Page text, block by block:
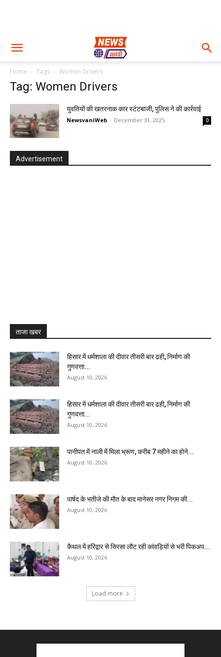
Home Tags Women Drivers
Tag: Women Drivers
युवतियों की खतरनाक कार स्टंटबाजी, पुलिस ने की कार्रवाई
NewsvaniWeb - December 31, 2025 0
Advertisement
ताजा खबर
हिसार में धर्मशाला की दीवार तीसरी बार ढही, निर्माण की
गुणवत्ता...
August 10, 2026
हिसार में धर्मशाला की दीवार तीसरी बार ढही, निर्माण की
गुणवत्ता...
August 10, 2026
पानीपत में नाली में मिला भ्रूण, करीब 7 महीने का होने...
August 10, 2026
पार्षद के भतीजे की मौत के बाद मानेसर नगर निगम की...
August 10, 2026
कैथल में हरिद्वार से सिरसा लौट रही कांवड़ियों से भरी पिकअप...
August 10, 2026
Load more